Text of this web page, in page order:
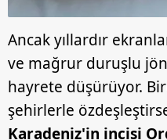
Ancak yıllardır
ve mağrur duruşlu
hayrete düşürüyor.
şehirlerle
Karadeniz'in incisi